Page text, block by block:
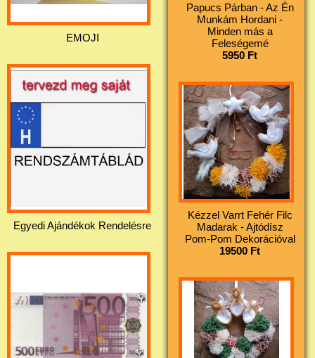
EMOJI
Egyedi Ajándékok Rendelésre
Papucs Párban - Az Én
Munkám Hordani -
Minden más a
Feleségemé
5950 Ft
Kézzel Varrt Fehér Filc
Madarak - Ajtódísz
Pom-Pom Dekorációval
19500 Ft